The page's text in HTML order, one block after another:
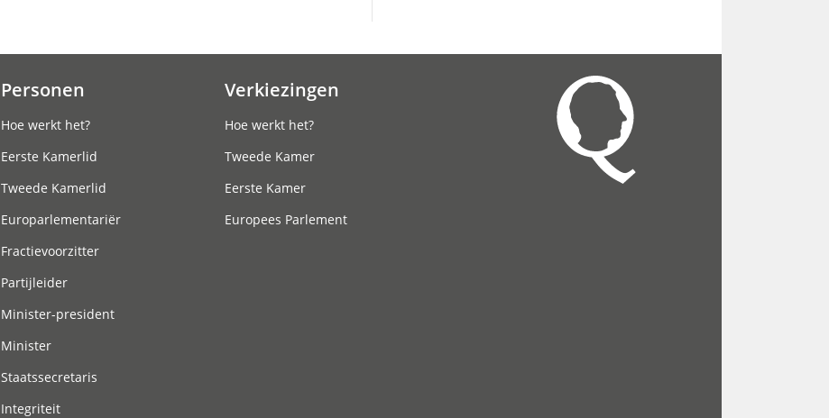
Personen
Hoe werkt het?
Eerste Kamerlid
Tweede Kamerlid
Europarlementariër
Fractievoorzitter
Partijleider
Minister-president
Minister
Staatssecretaris
Integriteit
Verkiezingen
Hoe werkt het?
Tweede Kamer
Eerste Kamer
Europees Parlement